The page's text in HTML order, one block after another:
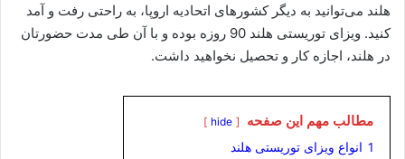
هلند می‌توانید به دیگر کشورهای اتحادیه اروپا، به راحتی رفت و آمد
کنید. ویزای توریستی هلند 90 روزه بوده و با آن طی مدت حضورتان
در هلند، اجازه کار و تحصیل نخواهید داشت.
مطالب مهم این صفحه hide
1 انواع ویزای توریستی هلند